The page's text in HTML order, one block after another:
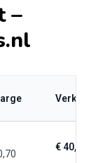
–
€ 40,30